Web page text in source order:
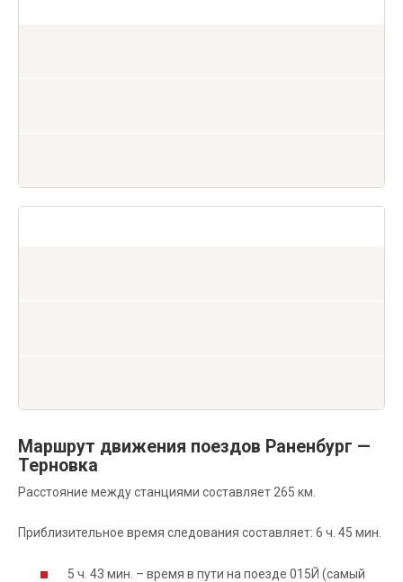
Маршрут движения поездов Раненбург —
Терновка
Расстояние между станциями составляет 265 км.
Приблизительное время следования составляет: 6 ч. 45 мин.
5 ч. 43 мин. – время в пути на поезде 015Й (самый